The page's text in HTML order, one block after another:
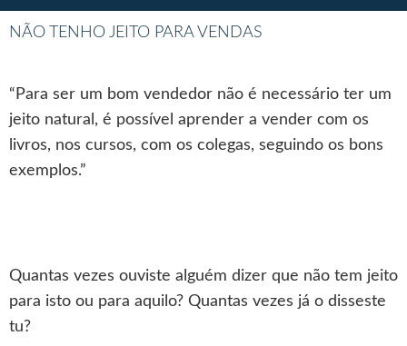
NÃO TENHO JEITO PARA VENDAS
“Para ser um bom vendedor não é necessário ter um
jeito natural, é possível aprender a vender com os
livros, nos cursos, com os colegas, seguindo os bons
exemplos.”
Quantas vezes ouviste alguém dizer que não tem jeito
para isto ou para aquilo? Quantas vezes já o disseste
tu?